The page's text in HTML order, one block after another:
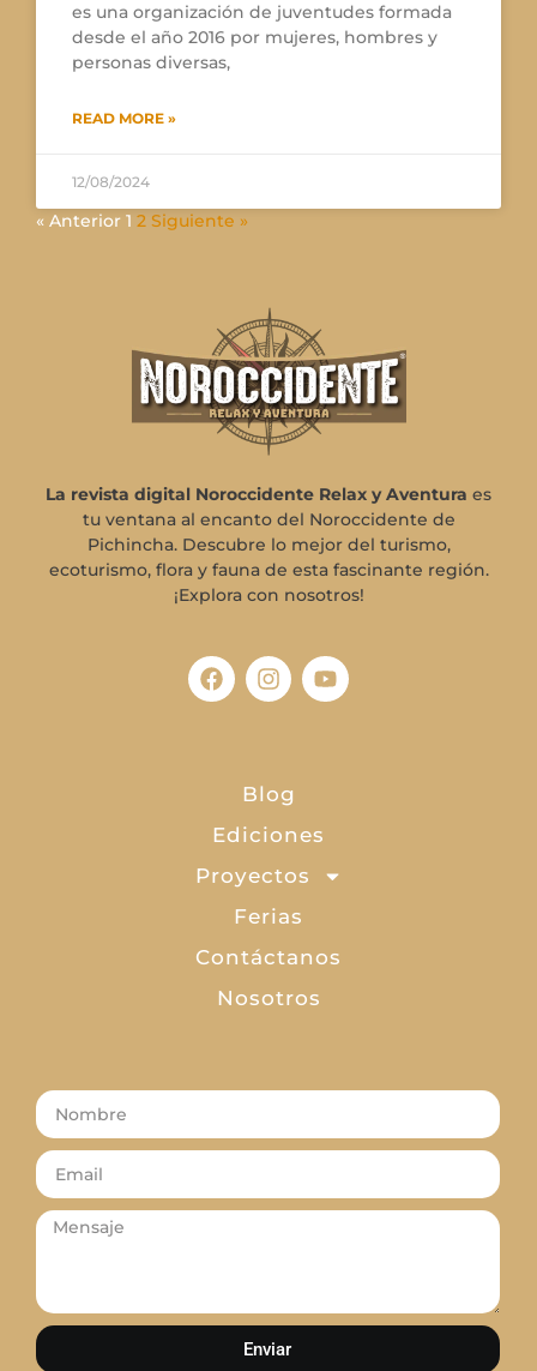
es una organización de juventudes formada
desde el año 2016 por mujeres, hombres y
personas diversas,
READ MORE »
12/08/2024
« Anterior 1 2 Siguiente »
La revista digital Noroccidente Relax y Aventura es
tu ventana al encanto del Noroccidente de
Pichincha. Descubre lo mejor del turismo,
ecoturismo, flora y fauna de esta fascinante región.
¡Explora con nosotros!
Blog
Ediciones
Proyectos
Ferias
Contáctanos
Nosotros
Enviar